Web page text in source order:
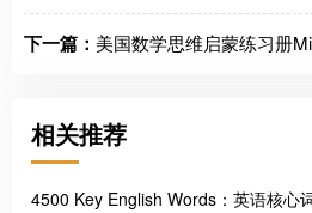
下一篇： 美国数学思维启蒙练习册
相关推荐
4500 Key English Words：英语核心